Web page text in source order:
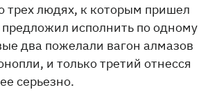
трех людях, к которым пришел
исполнить по одному
два пожелали вагон алмазов
и только третий отнесся
серьезно.